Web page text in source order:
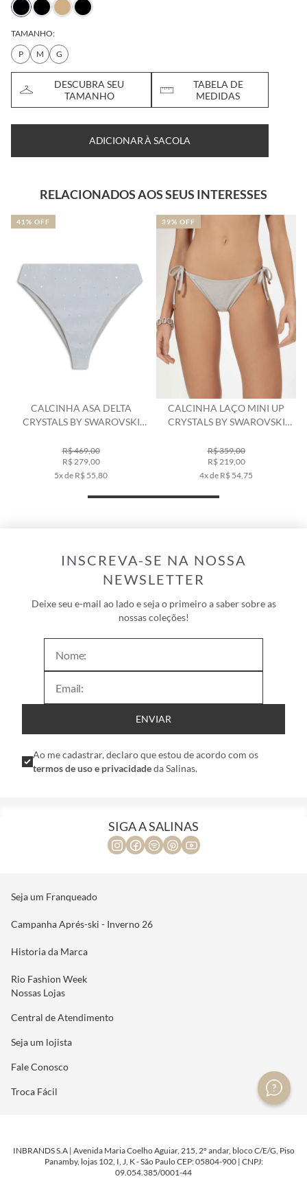
TAMANHO:
P
M G
DESCUBRA SEU
TAMANHO
TABELA DE
MEDIDAS
ADICIONAR À SACOLA
RELACIONADOS AOS SEUS INTERESSES
CALCINHA LAÇO MINI UP
CRYSTALS BY SWAROVSKI
R$ 359,00
R$ 219,00
4x de R$ 54,75
39% OFF
MAIÔ DECOTE GOTA
CRYSTALS BY SWAROVSKI
R$ 990,00
R$ 589,00
10x de R$ 58,90
41% OFF
INSCREVA-SE NA NOSSA
NEWSLETTER
Deixe seu e-mail ao lado e seja o primeiro a saber sobre as
nossas coleções!
ENVIAR
Ao me cadastrar, declaro que estou de acordo com os
termos de uso e privacidadeda Salinas.
SIGA A SALINAS
Seja um Franqueado
Campanha Aprés-ski - Inverno 26
Historia da Marca
Rio Fashion Week
Nossas Lojas
Central de Atendimento
Seja um lojista
Fale Conosco
Troca Fácil
INBRANDS S.A | Avenida Maria Coelho Aguiar, 215, 2º andar, bloco C/E/G, Piso
Panamby, lojas 102, I, J, K - São Paulo CEP: 05804-900 | CNPJ:
09.054.385/0001-44